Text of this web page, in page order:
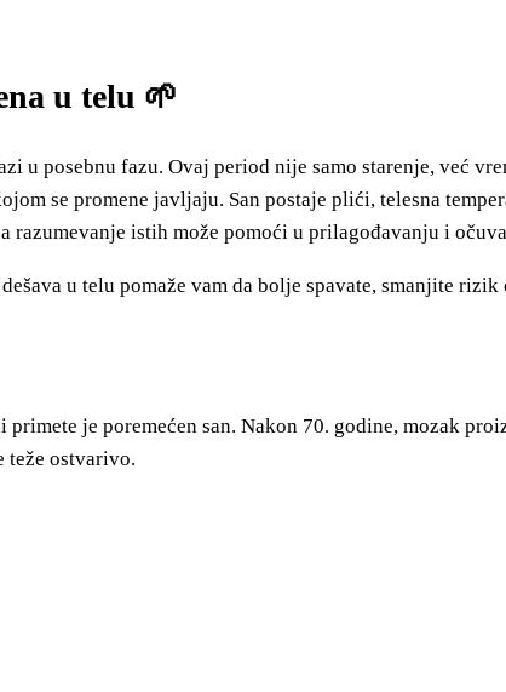
u telu 🌱
u posebnu fazu. Ovaj period nije samo starenje, već
se promene javljaju. San postaje plići, telesna
razumevanje istih može pomoći u prilagođavanju i
u telu pomaže vam da bolje spavate, smanjite
je poremećen san. Nakon 70. godine, mozak
teže ostvarivo.